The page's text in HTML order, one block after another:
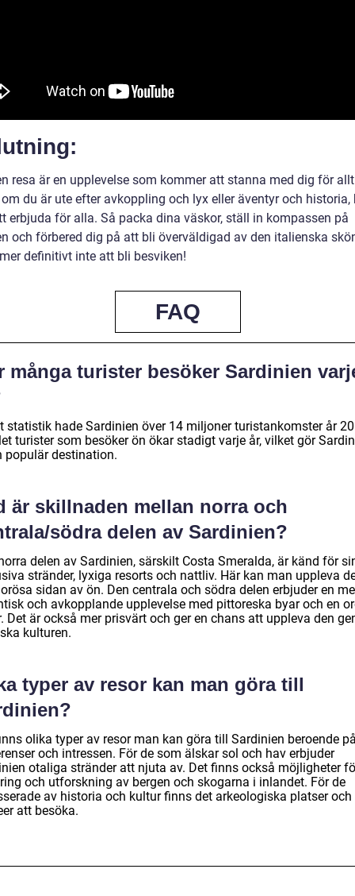
resa är en upplevelse som kommer att stanna med dig för
du är ute efter avkoppling och lyx eller äventyr och historia,
erbjuda för alla. Så packa dina väskor, ställ in kompassen på
och förbered dig på att bli överväldigad av den italienska
definitivt inte att bli besviken!
FAQ
många turister besöker Sardinien
statistik hade Sardinien över 14 miljoner turistankomster år
turister som besöker ön ökar stadigt varje år, vilket gör
populär destination.
är skillnaden mellan norra och
södra delen av Sardinien?
delen av Sardinien, särskilt Costa Smeralda, är känd för
stränder, lyxiga resorts och nattliv. Här kan man uppleva
sidan av ön. Den centrala och södra delen erbjuder en
och avkopplande upplevelse med pittoreska byar och en
Det är också mer prisvärt och ger en chans att uppleva den
kulturen.
typer av resor kan man göra till
olika typer av resor man kan göra till Sardinien beroende
och intressen. För de som älskar sol och hav erbjuder
otaliga stränder att njuta av. Det finns också möjligheter
och utforskning av bergen och skogarna i inlandet. För de
av historia och kultur finns det arkeologiska platser och
att besöka.